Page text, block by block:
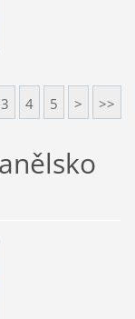
3 4 5 > >>